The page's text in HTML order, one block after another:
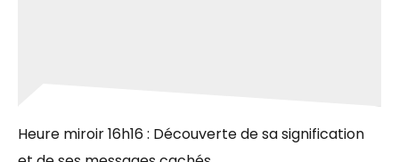
Heure miroir 16h16 : Découverte de sa signification